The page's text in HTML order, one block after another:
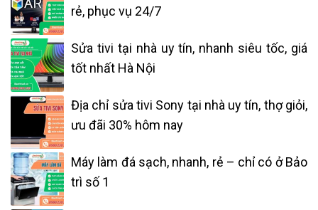
rẻ, phục vụ 24/7
Sửa tivi tại nhà uy tín, nhanh siêu tốc, giá
tốt nhất Hà Nội
Địa chỉ sửa tivi Sony tại nhà uy tín, thợ giỏi,
ưu đãi 30% hôm nay
Máy làm đá sạch, nhanh, rẻ – chỉ có ở Bảo
trì số 1